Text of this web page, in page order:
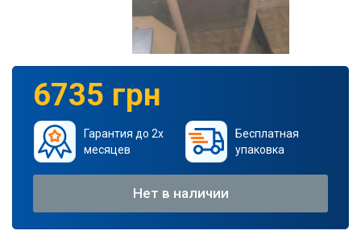
6735 грн
Гарантия до 2х
месяцев
Бесплатная
упаковка
Нет в наличии